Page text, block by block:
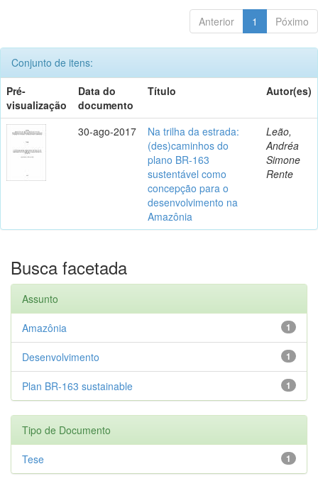
Anterior 1 Póximo
Conjunto de itens:
Pré-
visualização
Data do
documento
Título Autor(es)
30-ago-2017
Na trilha da estrada:
(des)caminhos do
plano BR-163
sustentável como
concepção para o
desenvolvimento na
Amazônia
Leão,
Andréa
Simone
Rente
Busca facetada
Assunto
1
Amazônia
1
Desenvolvimento
1
Plan BR-163 sustainable
Tipo de Documento
1
Tese